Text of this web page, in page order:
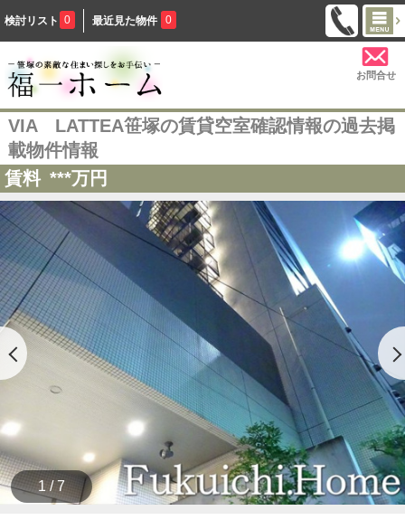
検討リスト 0 最近見た物件 0
お問合せ
VIA LATTEA笹塚の賃貸空室確認情報の過去掲
載物件情報
賃料 ***万円
1 / 7